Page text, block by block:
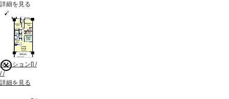
詳細を見る
マンション [] /
//
詳細を見る